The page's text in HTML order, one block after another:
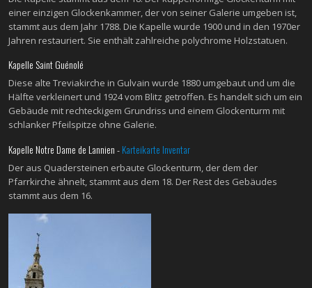
einer einzigen Glockenkammer, der von seiner Galerie umgeben ist,
stammt aus dem Jahr 1788. Die Kapelle wurde 1900 und in den 1970er
Jahren restauriert. Sie enthält zahlreiche polychrome Holzstatuen.
Kapelle Saint Guénolé
Diese alte Treviakirche in Gulvain wurde 1880 umgebaut und um die
Hälfte verkleinert und 1924 vom Blitz getroffen. Es handelt sich um ein
Gebäude mit rechteckigem Grundriss und einem Glockenturm mit
schlanker Pfeilspitze ohne Galerie.
Kapelle Notre Dame de Lannien - Karteikarte Inventar
Der aus Quadersteinen erbaute Glockenturm, der dem der
Pfarrkirche ähnelt, stammt aus dem 18. Der Rest des Gebäudes
stammt aus dem 16.